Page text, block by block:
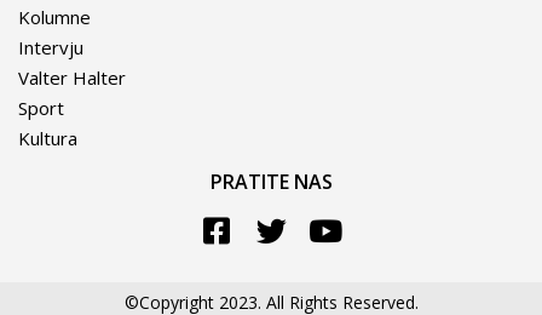
Kolumne
Intervju
Valter Halter
Sport
Kultura
PRATITE NAS
©Copyright 2023. All Rights Reserved.